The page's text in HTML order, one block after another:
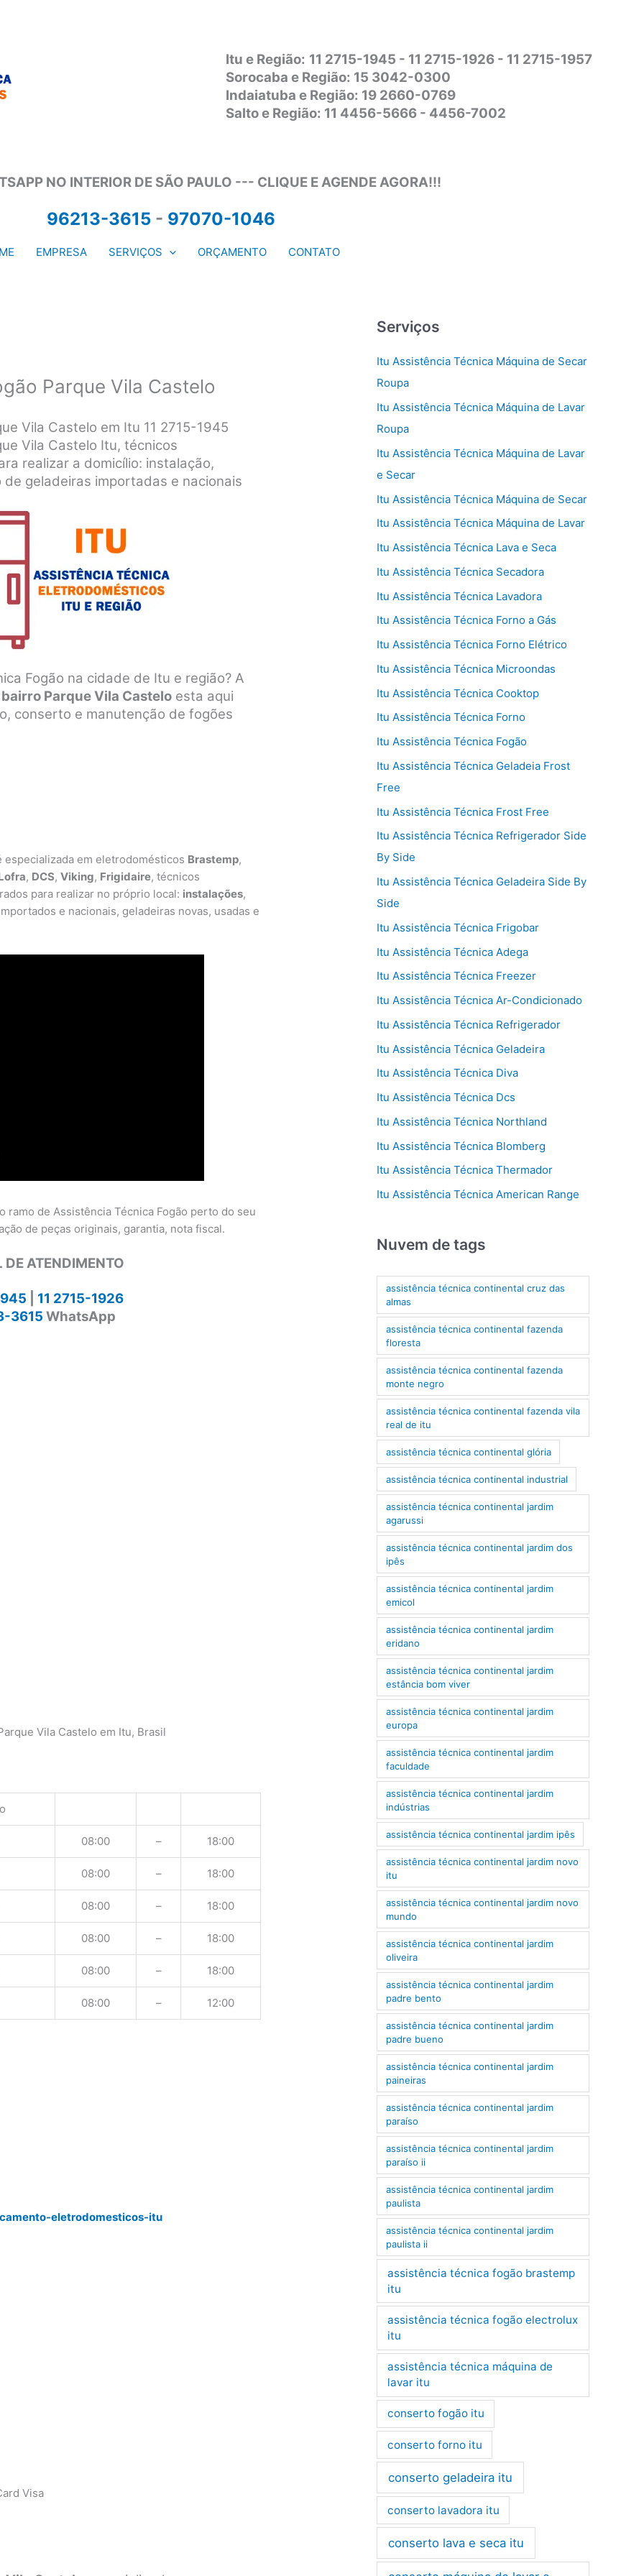
Itu e Região: 11 2715-1945 - 11 2715-1926 - 11 2715-1957
Sorocaba e Região: 15 3042-0300
Indaiatuba e Região: 19 2660-0769
Salto e Região: 11 4456-5666 - 4456-7002
NO INTERIOR DE SÃO PAULO --- CLIQUE E AGENDE AGORA!!!
96213-3615 - 97070-1046
EMPRESA SERVIÇOS ORÇAMENTO CONTATO
Parque Vila Castelo
Vila Castelo em Itu 11 2715-1945
Vila Castelo Itu, técnicos
realizar a domicílio: instalação,
geladeiras importadas e nacionais
Fogão na cidade de Itu e região? A
Parque Vila Castelo esta aqui
conserto e manutenção de fogões
especializada em eletrodomésticos Brastemp,
, DCS,Viking, Frigidaire, técnicos
para realizar no próprio local: instalações,
e nacionais, geladeiras novas, usadas e
ramo de Assistência Técnica Fogão perto do seu
de peças originais, garantia, nota fiscal.
DE ATENDIMENTO
11 2715-1926
3615 WhatsApp
Vila Castelo em Itu, Brasil
08:00 – 18:00
08:00 – 18:00
08:00 – 18:00
08:00 – 18:00
08:00 – 18:00
08:00 – 12:00
eletrodomesticos-itu
Visa
Serviços
Itu Assistência Técnica Máquina de Secar
Roupa
Itu Assistência Técnica Máquina de Lavar
Roupa
Itu Assistência Técnica Máquina de Lavar
e Secar
Itu Assistência Técnica Máquina de Secar
Itu Assistência Técnica Máquina de Lavar
Itu Assistência Técnica Lava e Seca
Itu Assistência Técnica Secadora
Itu Assistência Técnica Lavadora
Itu Assistência Técnica Forno a Gás
Itu Assistência Técnica Forno Elétrico
Itu Assistência Técnica Microondas
Itu Assistência Técnica Cooktop
Itu Assistência Técnica Forno
Itu Assistência Técnica Fogão
Itu Assistência Técnica Geladeia Frost
Free
Itu Assistência Técnica Frost Free
Itu Assistência Técnica Refrigerador Side
By Side
Itu Assistência Técnica Geladeira Side By
Side
Itu Assistência Técnica Frigobar
Itu Assistência Técnica Adega
Itu Assistência Técnica Freezer
Itu Assistência Técnica Ar-Condicionado
Itu Assistência Técnica Refrigerador
Itu Assistência Técnica Geladeira
Itu Assistência Técnica Diva
Itu Assistência Técnica Dcs
Itu Assistência Técnica Northland
Itu Assistência Técnica Blomberg
Itu Assistência Técnica Thermador
Itu Assistência Técnica American Range
Nuvem de tags
assistência técnica continental cruz das
almas
assistência técnica continental fazenda
floresta
assistência técnica continental fazenda
monte negro
assistência técnica continental fazenda vila
real de itu
assistência técnica continental glória
assistência técnica continental industrial
assistência técnica continental jardim
agarussi
assistência técnica continental jardim dos
ipês
assistência técnica continental jardim
emicol
assistência técnica continental jardim
eridano
assistência técnica continental jardim
estância bom viver
assistência técnica continental jardim
europa
assistência técnica continental jardim
faculdade
assistência técnica continental jardim
indústrias
assistência técnica continental jardim ipês
assistência técnica continental jardim novo
itu
assistência técnica continental jardim novo
mundo
assistência técnica continental jardim
oliveira
assistência técnica continental jardim
padre bento
assistência técnica continental jardim
padre bueno
assistência técnica continental jardim
paineiras
assistência técnica continental jardim
paraíso
assistência técnica continental jardim
paraíso ii
assistência técnica continental jardim
paulista
assistência técnica continental jardim
paulista ii
assistência técnica fogão brastemp
itu
assistência técnica fogão electrolux
itu
assistência técnica máquina de
lavar itu
conserto fogão itu
conserto forno itu
conserto geladeira itu
conserto lavadora itu
conserto lava e seca itu